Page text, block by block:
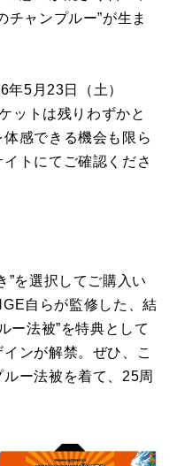
チャンプルー”が生ま
5月23日（土）
ットは残りわずかと
感できる機会も限ら
トにてご確認くださ
”を選択してご購入い
自らが監修した、結
ー法被”を特典として
ンが解禁。ぜひ、こ
ー法被を着て、25周